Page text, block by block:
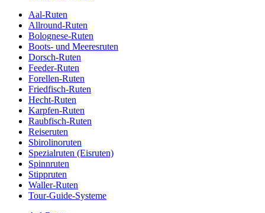
Aal-Ruten
Allround-Ruten
Bolognese-Ruten
Boots- und Meeresruten
Dorsch-Ruten
Feeder-Ruten
Forellen-Ruten
Friedfisch-Ruten
Hecht-Ruten
Karpfen-Ruten
Raubfisch-Ruten
Reiseruten
Sbirolinoruten
Spezialruten (Eisruten)
Spinnruten
Stippruten
Waller-Ruten
Tour-Guide-Systeme